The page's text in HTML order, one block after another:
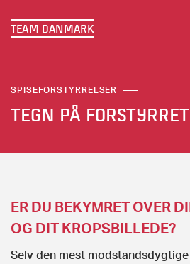
TEAM DANMARK
SPISEFORSTYRRELSER
TEGN PÅ
ER DU BEKYMRET OVER
OG DIT KROPSBILLEDE?
Selv den mest